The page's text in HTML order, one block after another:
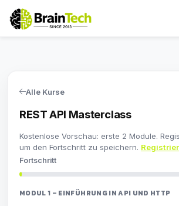
Alle Kurse
REST API Masterclass
Kostenlose Vorschau: erste 2 Module.
um den Fortschritt zu speichern.
Fortschritt
MODUL 1 – EINFÜHRUNG IN API UND HTTP